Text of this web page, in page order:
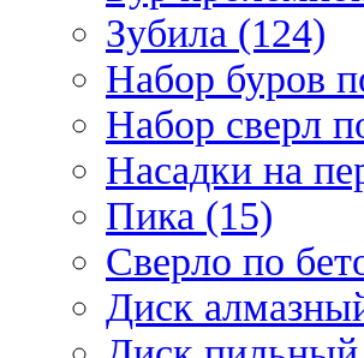
Зубила (124)
Набор буров
Набор сверл
Насадки на
Пика (15)
Сверло по
Диск